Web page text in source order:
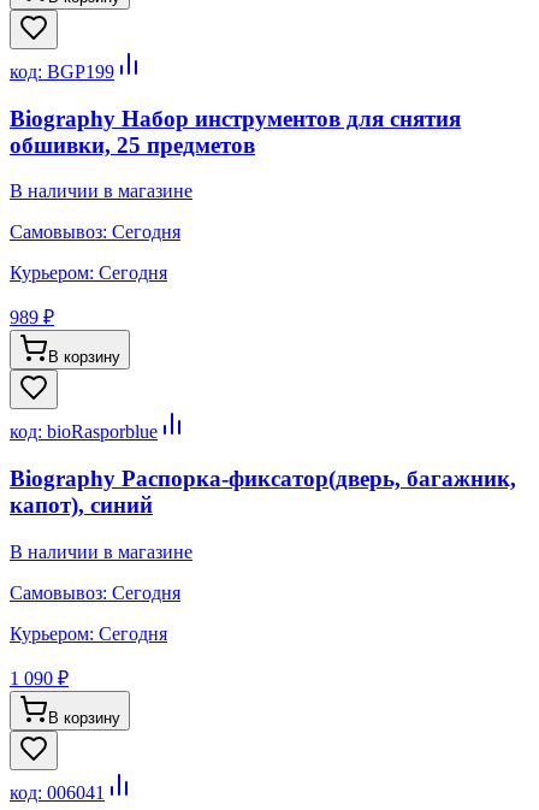
код: BGP199
Biography Набор инструментов для снятия
обшивки, 25 предметов
В наличии в магазине
Самовывоз: Сегодня
Курьером: Сегодня
989 ₽
В корзину
код: bioRasporblue
Biography Распорка-фиксатор(дверь, багажник,
капот), синий
В наличии в магазине
Самовывоз: Сегодня
Курьером: Сегодня
1 090 ₽
В корзину
код: 006041